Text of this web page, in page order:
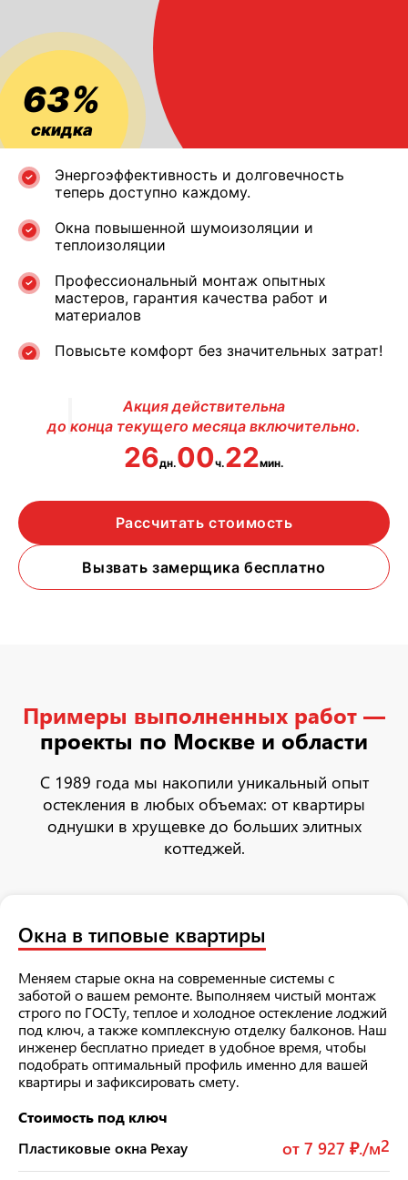
63%
скидка
Энергоэффективность и долговечность
теперь доступно каждому.
Окна повышенной шумоизоляции и
теплоизоляции
Профессиональный монтаж опытных
мастеров, гарантия качества работ и
материалов
Повысьте комфорт без значительных затрат!
Акция действительна
до конца текущего месяца включительно.
26дн.00ч.22мин.
Рассчитать стоимость
Вызвать замерщика бесплатно
Примеры выполненных работ —
проекты по Москве и области
С 1989 года мы накопили уникальный опыт
остекления в любых объемах: от квартиры
однушки в хрущевке до больших элитных
коттеджей.
Окна в типовые квартиры
Меняем старые окна на современные системы с
заботой о вашем ремонте. Выполняем чистый монтаж
строго по ГОСТу, теплое и холодное остекление лоджий
под ключ, а также комплексную отделку балконов. Наш
инженер бесплатно приедет в удобное время, чтобы
подобрать оптимальный профиль именно для вашей
квартиры и зафиксировать смету.
Стоимость под ключ
Пластиковые окна Рехау
от 7 927 ₽./м2